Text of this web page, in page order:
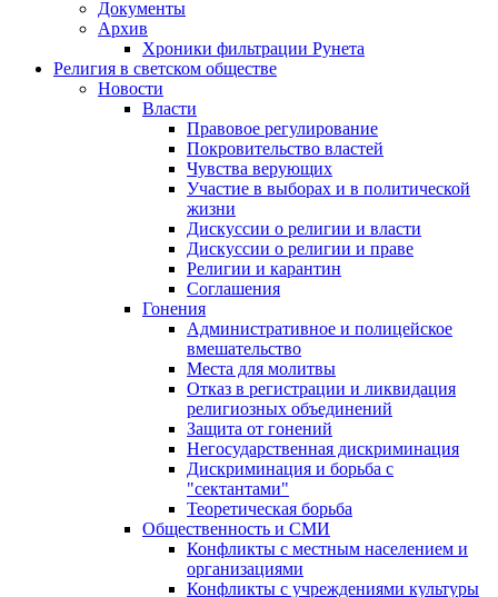
Документы
Архив
Хроники фильтрации Рунета
Религия в светском обществе
Новости
Власти
Правовое регулирование
Покровительство властей
Чувства верующих
Участие в выборах и в политической
жизни
Дискуссии о религии и власти
Дискуссии о религии и праве
Религии и карантин
Соглашения
Гонения
Административное и полицейское
вмешательство
Места для молитвы
Отказ в регистрации и ликвидация
религиозных объединений
Защита от гонений
Негосударственная дискриминация
Дискриминация и борьба с
"сектантами"
Теоретическая борьба
Общественность и СМИ
Конфликты с местным населением и
организациями
Конфликты с учреждениями культуры